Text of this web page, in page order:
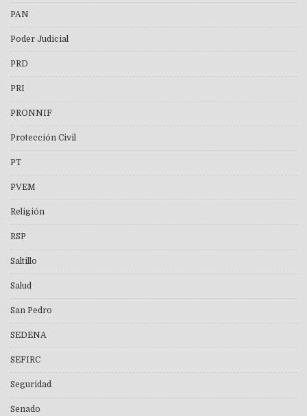
PAN
Poder Judicial
PRD
PRI
PRONNIF
Protección Civil
PT
PVEM
Religión
RSP
Saltillo
Salud
San Pedro
SEDENA
SEFIRC
Seguridad
Senado